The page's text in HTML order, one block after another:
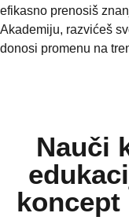
efikasno prenosiš
Akademiju, razvićeš
donosi promenu na
Nauči
koncept